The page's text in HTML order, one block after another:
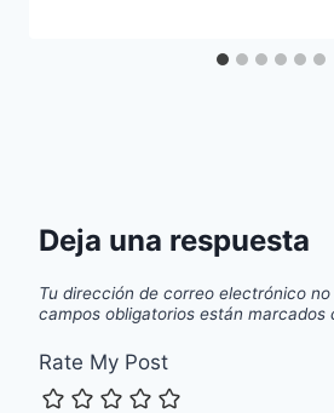
Deja una respuesta
Tu dirección de correo electrónico no
campos obligatorios están marcados
Rate My Post